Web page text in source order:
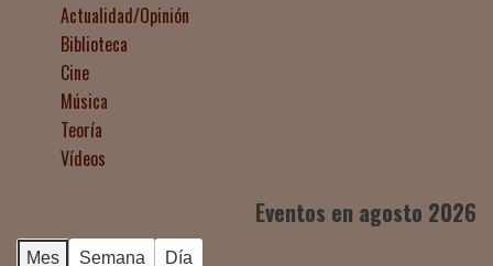
Actualidad/Opinión
Biblioteca
Cine
Música
Teoría
Vídeos
Eventos en agosto 2026
Mes Semana Día